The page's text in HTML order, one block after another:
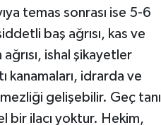
temas sonrası ise 5-6
baş ağrısı, kas ve
ağrısı, ishal şikayetler
kanamaları, idrarda ve
gelişebilir. Geç tanı
bir ilacı yoktur. Hekim,